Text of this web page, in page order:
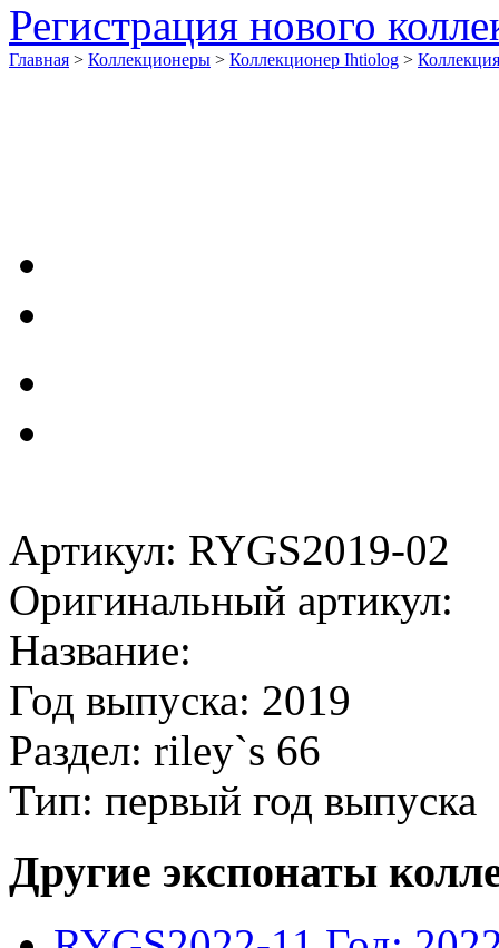
Регистрация нового
Главная > Коллекционеры > Коллекционер Ihtiolog >
Артикул: RYGS2019-02
Оригинальный артикул:
Название:
Год выпуска: 2019
Раздел: riley`s 66
Тип: первый год выпуска
Другие экспонаты